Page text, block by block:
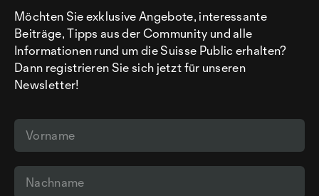
Möchten Sie exklusive Angebote, interessante
Beiträge, Tipps aus der Community und alle
Informationen rund um die Suisse Public erhalten?
Dann registrieren Sie sich jetzt für unseren
Newsletter!